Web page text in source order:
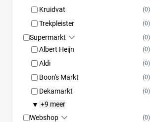
Kruidvat (0)
Trekpleister (0)
Supermarkt (0)
Albert Heijn (0)
Aldi (0)
Boon's Markt (0)
Dekamarkt (0)
▼ +9 meer
Webshop
(0)